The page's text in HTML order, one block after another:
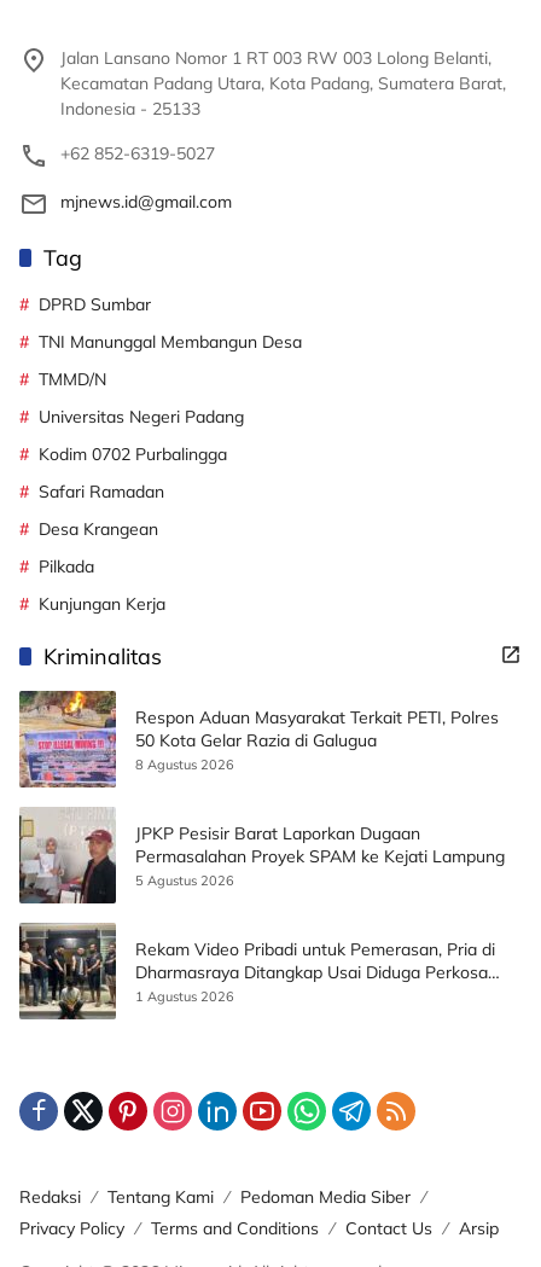
Jalan Lansano Nomor 1 RT 003 RW 003 Lolong Belanti,
Kecamatan Padang Utara, Kota Padang, Sumatera Barat,
Indonesia - 25133
+62 852-6319-5027
mjnews.id@gmail.com
Tag
DPRD Sumbar
TNI Manunggal Membangun Desa
TMMD/N
Universitas Negeri Padang
Kodim 0702 Purbalingga
Safari Ramadan
Desa Krangean
Pilkada
Kunjungan Kerja
Kriminalitas
Respon Aduan Masyarakat Terkait PETI, Polres
50 Kota Gelar Razia di Galugua
8 Agustus 2026
JPKP Pesisir Barat Laporkan Dugaan
Permasalahan Proyek SPAM ke Kejati Lampung
5 Agustus 2026
Rekam Video Pribadi untuk Pemerasan, Pria di
Dharmasraya Ditangkap Usai Diduga Perkosa
Korban
1 Agustus 2026
Redaksi Tentang Kami
Pedoman Media Siber
Privacy Policy
Terms and Conditions Contact Us
Arsip